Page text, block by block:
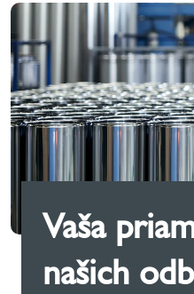
Vaša
našich